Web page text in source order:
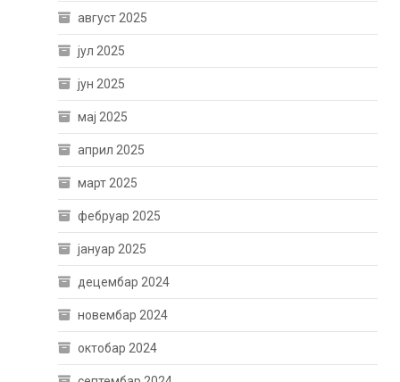
август 2025
јул 2025
јун 2025
мај 2025
април 2025
март 2025
фебруар 2025
јануар 2025
децембар 2024
новембар 2024
октобар 2024